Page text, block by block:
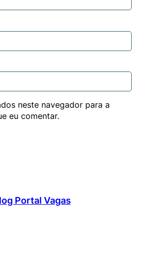
neste navegador para a
eu comentar.
Portal Vagas